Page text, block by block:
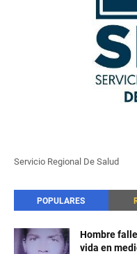
Servicio Regional De Salud
POPULARES
Hombre
vida en